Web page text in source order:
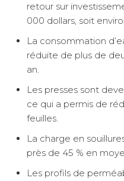
retour sur
000 dollars, soit
La consommation
réduite de plus de
an.
Les presses sont
ce qui a permis de
feuilles.
La charge en
près de 45 % en
Les profils de